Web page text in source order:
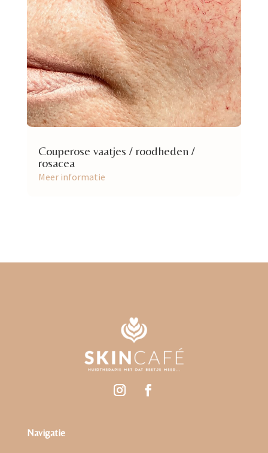
Couperose vaatjes / roodheden /
rosacea
Meer informatie
Navigatie